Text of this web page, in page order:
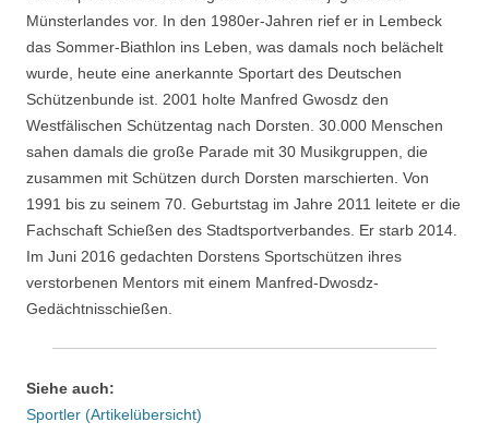
Münsterlandes vor. In den 1980er-Jahren rief er in Lembeck
das Sommer-Biathlon ins Leben, was damals noch belächelt
wurde, heute eine anerkannte Sportart des Deutschen
Schützenbunde ist. 2001 holte Manfred Gwosdz den
Westfälischen Schützentag nach Dorsten. 30.000 Menschen
sahen damals die große Parade mit 30 Musikgruppen, die
zusammen mit Schützen durch Dorsten marschierten. Von
1991 bis zu seinem 70. Geburtstag im Jahre 2011 leitete er die
Fachschaft Schießen des Stadtsportverbandes. Er starb 2014.
Im Juni 2016 gedachten Dorstens Sportschützen ihres
verstorbenen Mentors mit einem Manfred-Dwosdz-
Gedächtnisschießen.
Siehe auch:
Sportler (Artikelübersicht)